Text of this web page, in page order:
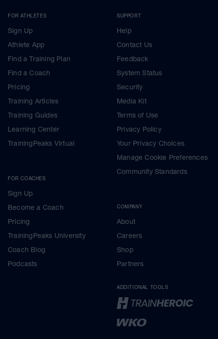
FOR ATHLETES
Sign Up
Athlete App
Find a Training Plan
Find a Coach
Pricing
Training Articles
Training Guides
Learning Center
TrainingPeaks Virtual
FOR COACHES
Sign Up
Become a Coach
Pricing
TrainingPeaks University
Coach Blog
Podcasts
SUPPORT
Help
Contact Us
Feedback
System Status
Security
Media Kit
Terms of Use
Privacy Policy
Your Privacy Choices
Manage Cookie Preferences
Community Standards
COMPANY
About
Careers
Shop
Partners
ADDITIONAL TOOLS